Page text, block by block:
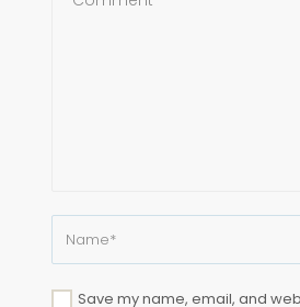
Save my name, email, and